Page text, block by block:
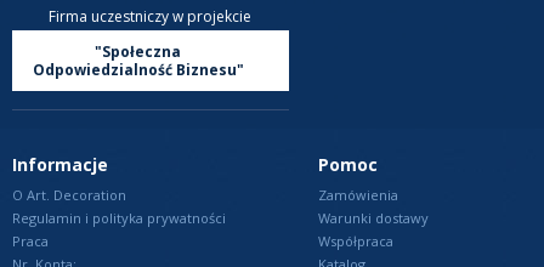
Firma uczestniczy w projekcie
"Społeczna
Odpowiedzialność Biznesu"
Informacje
O Art. Decoration
Regulamin i polityka prywatności
Praca
Pomoc
Zamówienia
Warunki dostawy
Współpraca